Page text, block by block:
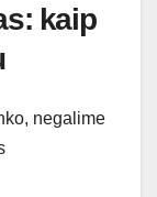
kaip
negalime